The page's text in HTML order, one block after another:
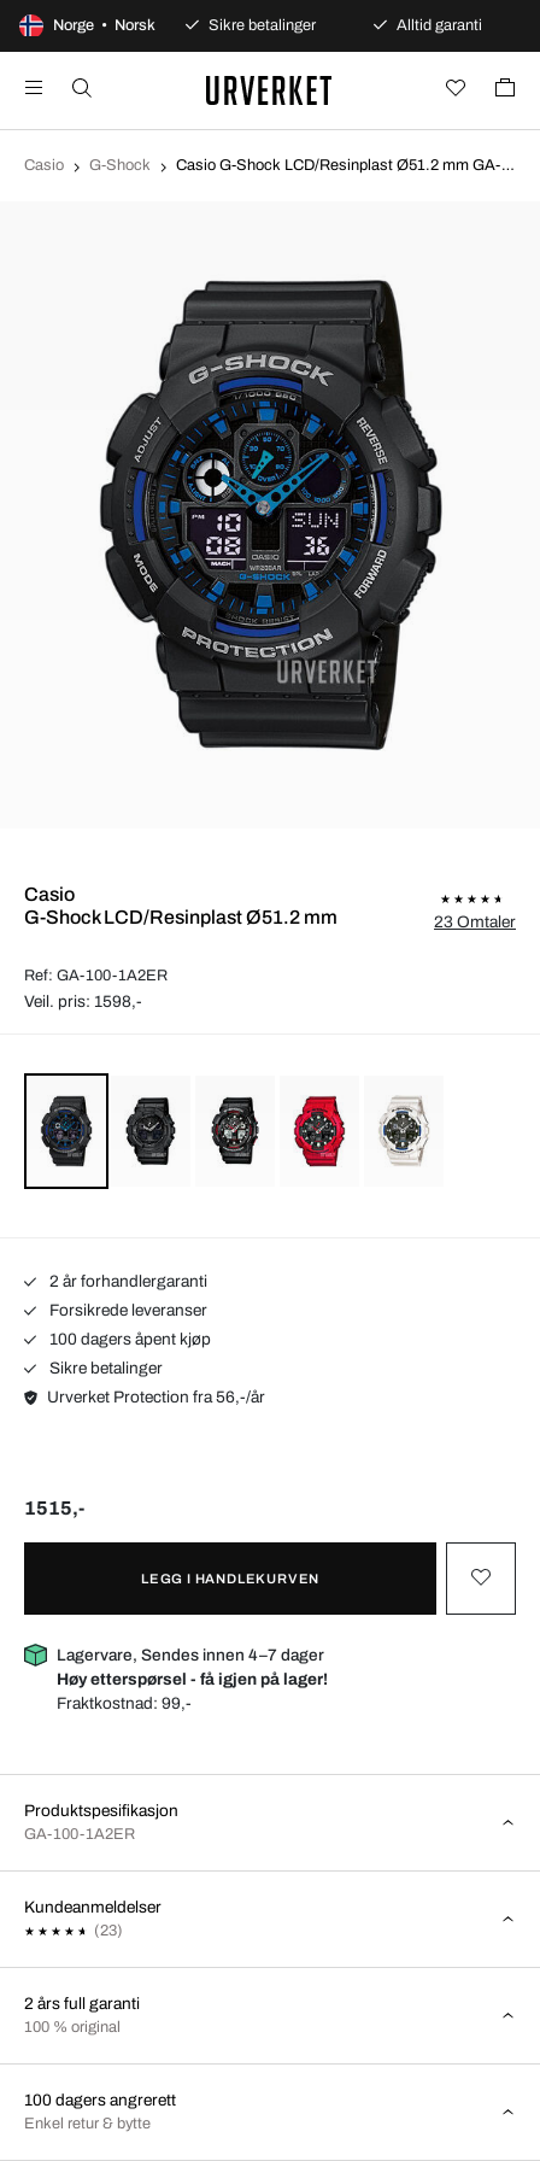
Norge • Norsk
åpent kjøp Sikre betalinger Alltid garanti
Casio G-Shock Casio G-Shock LCD/Resinplast Ø51.2 mm GA-100-1A2ER
Casio
G-Shock LCD/Resinplast Ø51.2 mm
Ref: GA-100-1A2ER
23 Omtaler
Veil. pris: 1598,-
2 år forhandlergaranti
Forsikrede leveranser
100 dagers åpent kjøp
Sikre betalinger
Urverket Protection fra 56,-/år
1515,-
LEGG I HANDLEKURVEN
Lagervare, Sendes innen 4–7 dager
Høy etterspørsel - få igjen på lager!
Fraktkostnad:99,-
Produktspesifikasjon
GA-100-1A2ER
Kundeanmeldelser
(23)
2 års full garanti
100 % original
100 dagers angrerett
Enkel retur & bytte